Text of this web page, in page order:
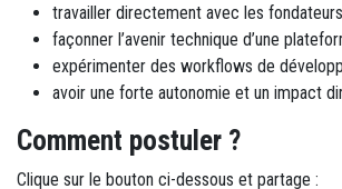
travailler directement avec les fondateurs
façonner l’avenir technique d’une
expérimenter des workflows de
avoir une forte autonomie et un impact
Comment postuler ?
Clique sur le bouton ci-dessous et partage :